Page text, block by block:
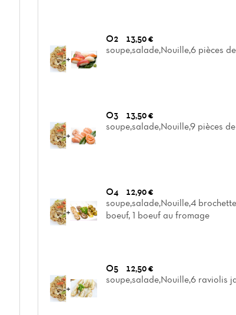
O2
13,50 €
soupe,salade,Nouille,6 pièces
O3
13,50 €
soupe,salade,Nouille,9 pièces
O4
12,90 €
soupe,salade,Nouille,4
boeuf, 1 boeuf au fromage
O5
12,50 €
soupe,salade,Nouille,6 raviolis